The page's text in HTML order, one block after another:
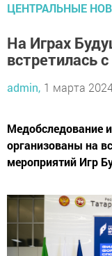
ЦЕНТРАЛЬНЫЕ
На Играх
встретилась
admin, 1 марта
Медобследование
организованы на
мероприятий Игр